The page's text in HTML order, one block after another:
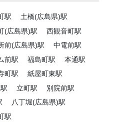
駅
土橋(広島県)駅
(広島県)駅
西観音町駅
前(広島県)駅
中電前駅
前駅 福島町駅
本通駅
町駅
紙屋町東駅
立町駅
別院前駅
八丁堀(広島県)駅
駅